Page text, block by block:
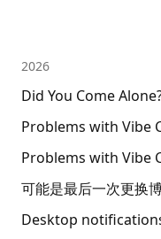
2026
Did You Come
Problems with Vibe
Problems with Vibe
可能是最后一次更换
Desktop